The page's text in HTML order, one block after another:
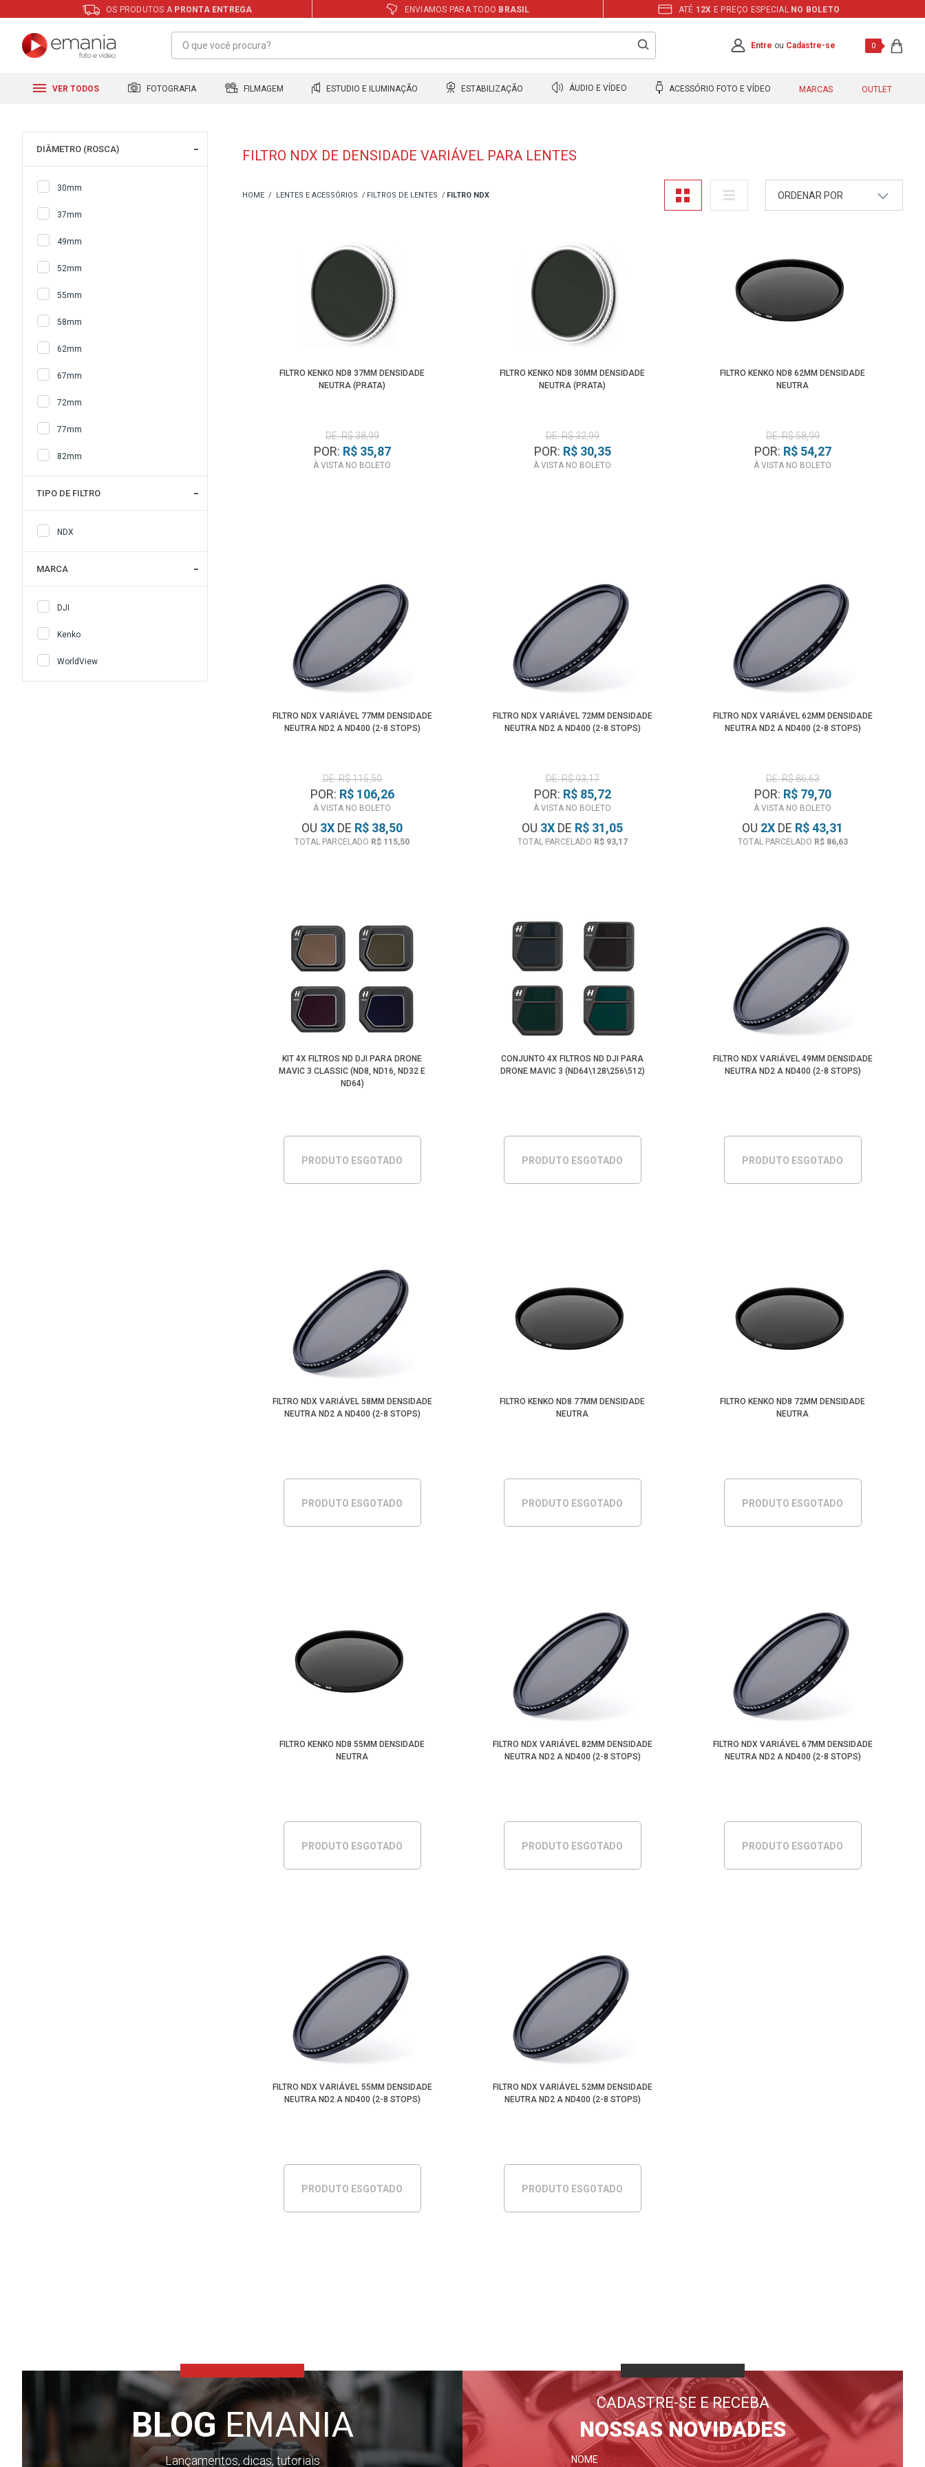
OS PRODUTOS A PRONTA ENTREGA ENVIAMOS PARA TODO BRASIL ATÉ 12X E PREÇO ESPECIAL NO BOLETO
Entre ou Cadastre-se 0
VER TODOS FOTOGRAFIA FILMAGEM ESTUDIO E ILUMINAÇÃO ESTABILIZAÇÃO ÁUDIO E VÍDEO ACESSÓRIO FOTO E VÍDEO MARCAS OUTLET
DIÂMETRO (ROSCA)
30mm
37mm
49mm
52mm
55mm
58mm
62mm
67mm
72mm
77mm
82mm
TIPO DE FILTRO
NDX
MARCA
DJI
Kenko
WorldView
FILTRO NDX DE DENSIDADE VARIÁVEL PARA LENTES
LENTES E ACESSÓRIOS FILTROS DE LENTES FILTRO NDX ORDENAR POR
Mais Vendidos
Maior Preço
Menor Preço
FILTRO KENKO ND8 37MM DENSIDADE
NEUTRA (PRATA)
DE: R$ 38,99
POR: R$ 35,87
À VISTA NO BOLETO
FILTRO KENKO ND8 30MM DENSIDADE
NEUTRA (PRATA)
DE: R$ 32,99
POR: R$ 30,35
À VISTA NO BOLETO
FILTRO KENKO ND8 62MM DENSIDADE
NEUTRA
DE: R$ 58,99
POR: R$ 54,27
À VISTA NO BOLETO
FILTRO NDX VARIÁVEL 77MM DENSIDADE
NEUTRA ND2 A ND400 (2-8 STOPS)
DE: R$ 115,50
POR: R$ 106,26
À VISTA NO BOLETO
OU 3X DE R$ 38,50
TOTAL PARCELADO R$ 115,50
FILTRO NDX VARIÁVEL 72MM DENSIDADE
NEUTRA ND2 A ND400 (2-8 STOPS)
DE: R$ 93,17
POR: R$ 85,72
À VISTA NO BOLETO
OU 3X DE R$ 31,05
TOTAL PARCELADO R$ 93,17
FILTRO NDX VARIÁVEL 62MM DENSIDADE
NEUTRA ND2 A ND400 (2-8 STOPS)
DE: R$ 86,63
POR: R$ 79,70
À VISTA NO BOLETO
OU 2X DE R$ 43,31
TOTAL PARCELADO R$ 86,63
KIT 4X FILTROS ND DJI PARA DRONE
MAVIC 3 CLASSIC (ND8, ND16, ND32 E
ND64)
PRODUTO ESGOTADO
CONJUNTO 4X FILTROS ND DJI PARA
DRONE MAVIC 3 (ND64\128\256\512)
PRODUTO ESGOTADO
FILTRO NDX VARIÁVEL 49MM DENSIDADE
NEUTRA ND2 A ND400 (2-8 STOPS)
PRODUTO ESGOTADO
FILTRO NDX VARIÁVEL 58MM DENSIDADE
NEUTRA ND2 A ND400 (2-8 STOPS)
PRODUTO ESGOTADO
FILTRO KENKO ND8 77MM DENSIDADE
NEUTRA
PRODUTO ESGOTADO
FILTRO KENKO ND8 72MM DENSIDADE
NEUTRA
PRODUTO ESGOTADO
FILTRO KENKO ND8 55MM DENSIDADE
NEUTRA
PRODUTO ESGOTADO
FILTRO NDX VARIÁVEL 82MM DENSIDADE
NEUTRA ND2 A ND400 (2-8 STOPS)
PRODUTO ESGOTADO
FILTRO NDX VARIÁVEL 67MM DENSIDADE
NEUTRA ND2 A ND400 (2-8 STOPS)
PRODUTO ESGOTADO
FILTRO NDX VARIÁVEL 55MM DENSIDADE
NEUTRA ND2 A ND400 (2-8 STOPS)
PRODUTO ESGOTADO
FILTRO NDX VARIÁVEL 52MM DENSIDADE
NEUTRA ND2 A ND400 (2-8 STOPS)
PRODUTO ESGOTADO
BLOGEMANIA
Lançamentos, dicas, tutoriais
CADASTRE-SE E RECEBA
NOSSAS NOVIDADES